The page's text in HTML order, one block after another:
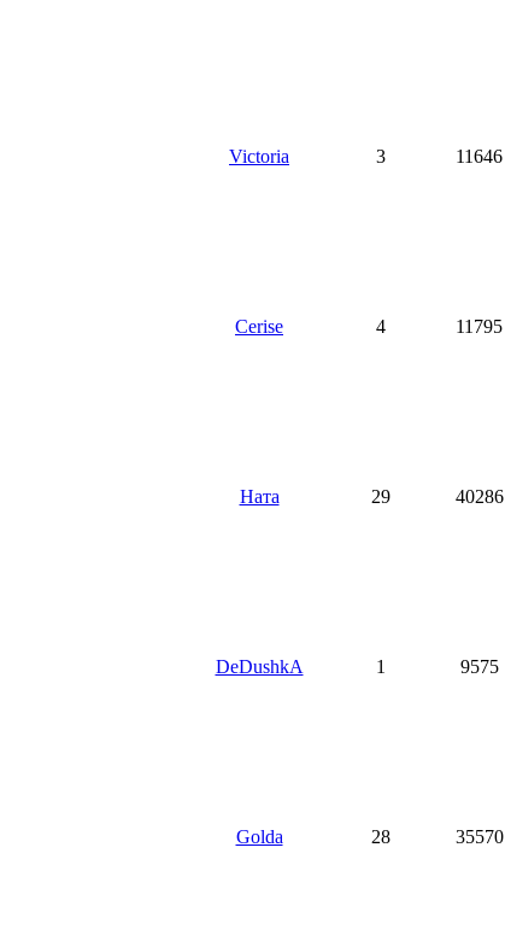
Victoria 3 11646
Cerise 4 11795
Ната 29 40286
DeDushkA 1 9575
Golda 28 35570